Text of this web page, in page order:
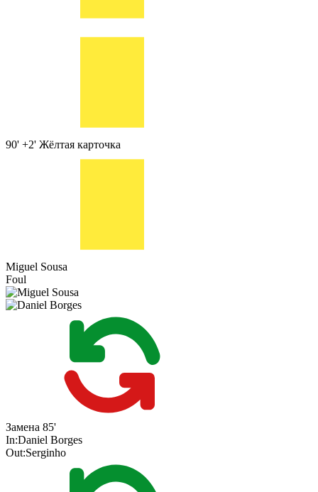
90' +2' Жёлтая карточка
Miguel Sousa
Foul
Замена 85'
In:Daniel Borges
Out:Serginho